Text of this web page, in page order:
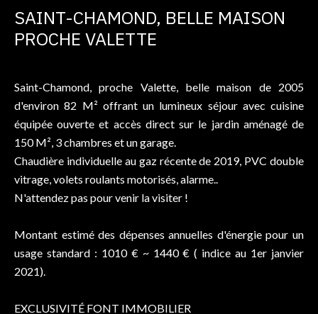
SAINT-CHAMOND, BELLE MAISON
PROCHE VALETTE
Saint-Chamond, proche Valette, belle maison de 2005
d'environ 82 M² offrant un lumineux séjour avec cuisine
équipée ouverte et accès direct sur le jardin aménagé de
150 M², 3 chambres et un garage.
Chaudière individuelle au gaz récente de 2019, PVC double
vitrage, volets roulants motorisés, alarme..
N'attendez pas pour venir la visiter !
Montant estimé des dépenses annuelles d'énergie pour un
usage standard : 1010 € ~ 1440 € ( indice au 1er janvier
2021).
EXCLUSIVITÉ FONT IMMOBILIER